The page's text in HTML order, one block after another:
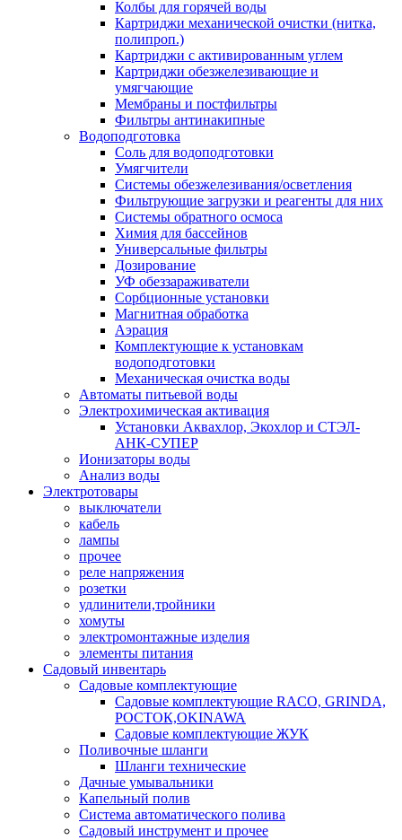
Колбы для горячей воды
Картриджи механической очистки (нитка,
полипроп.)
Картриджи с активированным углем
Картриджи обезжелезивающие и
умягчающие
Мембраны и постфильтры
Фильтры антинакипные
Водоподготовка
Соль для водоподготовки
Умягчители
Системы обезжелезивания/осветления
Фильтрующие загрузки и реагенты для них
Системы обратного осмоса
Химия для бассейнов
Универсальные фильтры
Дозирование
УФ обеззараживатели
Сорбционные установки
Магнитная обработка
Аэрация
Комплектующие к установкам
водоподготовки
Механическая очистка воды
Автоматы питьевой воды
Электрохимическая активация
Установки Аквахлор, Экохлор и СТЭЛ-
АНК-СУПЕР
Ионизаторы воды
Анализ воды
Электротовары
выключатели
кабель
лампы
прочее
реле напряжения
розетки
удлинители,тройники
хомуты
электромонтажные изделия
элементы питания
Садовый инвентарь
Садовые комплектующие
Садовые комплектующие RACO, GRINDA,
РОСТОК,OKINAWA
Садовые комплектующие ЖУК
Поливочные шланги
Шланги технические
Дачные умывальники
Капельный полив
Система автоматического полива
Садовый инструмент и прочее